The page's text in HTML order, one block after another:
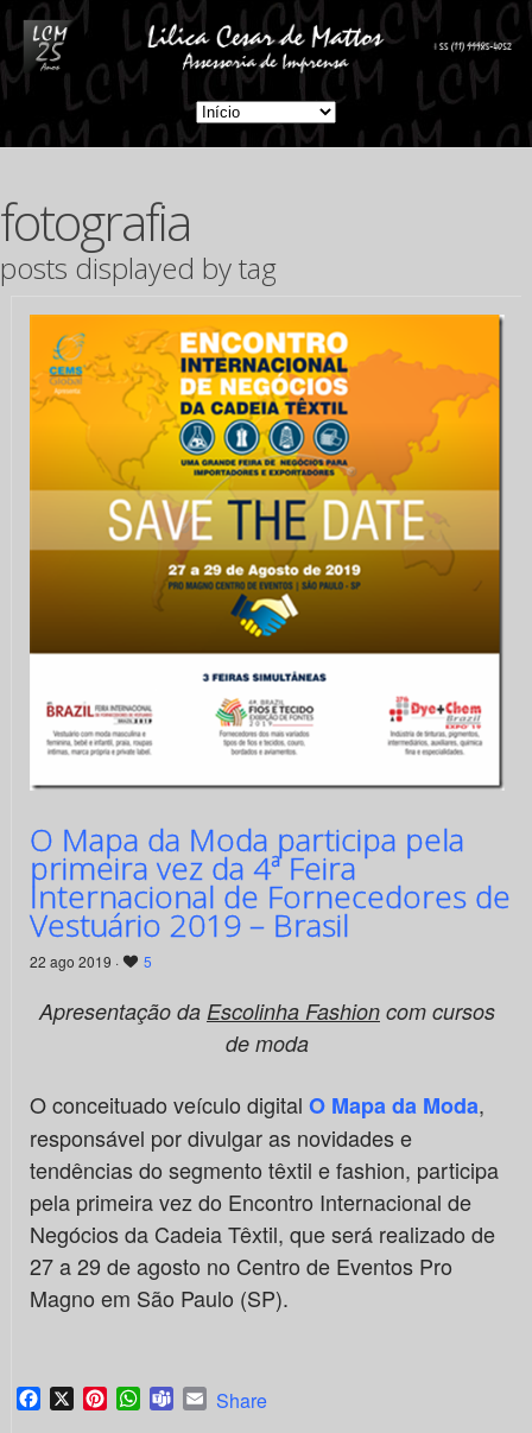
fotografia
posts displayed by tag
O Mapa da Moda participa pela
primeira vez da 4ª Feira
Internacional de Fornecedores de
Vestuário 2019 – Brasil
22 ago 2019 · 5
Apresentação da Escolinha Fashioncom cursos
de moda
O conceituado veículo digital O Mapa da Moda,
responsável por divulgar as novidades e
tendências do segmento têxtil e fashion, participa
pela primeira vez do Encontro Internacional de
Negócios da Cadeia Têxtil, que será realizado de
27 a 29 de agosto no Centro de Eventos Pro
Magno em São Paulo (SP).
Facebook
X PinterestWhatsApp
TeamsEmail
Share